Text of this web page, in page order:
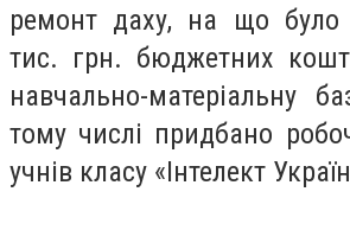
ремонт даху, на що було
тис. грн. бюджетних
навчально-матеріальну
тому числі придбано
учнів класу «Інтелект